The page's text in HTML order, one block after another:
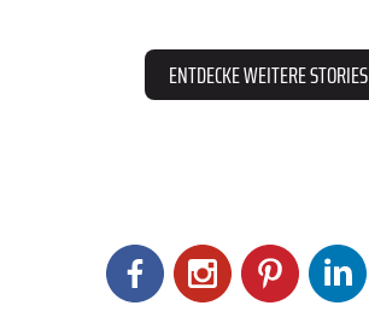
ENTDECKE WEITERE STORIES